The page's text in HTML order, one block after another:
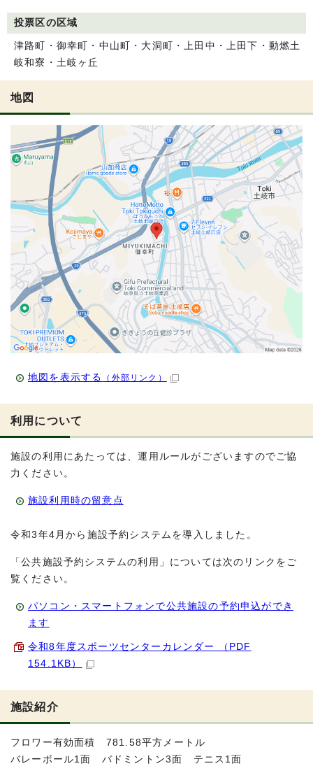
投票区の区域
津路町・御幸町・中山町・大洞町・上田中・上田下・動燃土
岐和寮・土岐ヶ丘
地図
地図を表示する （外部リンク）
利用について
施設の利用にあたっては、運用ルールがございますのでご協
力ください。
施設利用時の留意点
令和3年4月から施設予約システムを導入しました。
「公共施設予約システムの利用」については次のリンクをご
覧ください。
パソコン・スマートフォンで公共施設の予約申込ができ
ます
令和8年度スポーツセンターカレンダー （PDF
154.1KB）
施設紹介
フロワー有効面積 781.58平方メートル
バレーボール1面 バドミントン3面 テニス1面